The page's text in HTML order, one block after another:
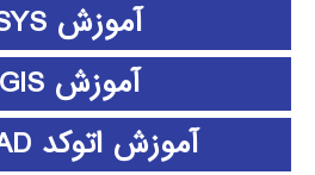
آموزش ANSYS
آموزش ArcGIS
آموزش اتوکد AUTOCAD